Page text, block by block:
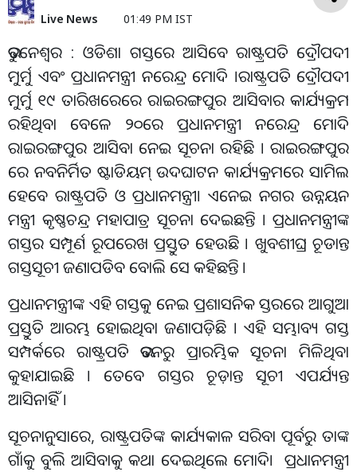
Live News
01:49 PM IST
ଭୁବନେଶ୍ୱର : ଓଡିଶା ଗସ୍ତରେ ଆସିବେ ରାଷ୍ଟ୍ରପତି ଦ୍ରୌପଦୀ
ମୁର୍ମୁ ଏବଂ ପ୍ରଧାନମନ୍ତ୍ରୀ ନରେନ୍ଦ୍ର ମୋଦି ।ରାଷ୍ଟ୍ରପତି ଦ୍ରୌପଦୀ
ମୁର୍ମୁ ୧୯ ତାରିଖରେରେ ରାଇରଙ୍ଗପୁର ଆସିବାର କାର୍ଯ୍ୟକ୍ରମ
ରହିଥିବା ବେଳେ ୨୦ରେ ପ୍ରଧାନମନ୍ତ୍ରୀ ନରେନ୍ଦ୍ର ମୋଦି
ରାଇରଙ୍ଗପୁର ଆସିବା ନେଇ ସୂଚନା ରହିଛି । ରାଇରଙ୍ଗପୁର
ରେ ନବନିର୍ମିତ ଷ୍ଟାଡିୟମ୍ ଉଦଘାଟନ କାର୍ଯ୍ୟକ୍ରମରେ ସାମିଲ
ହେବେ ରାଷ୍ଟ୍ରପତି ଓ ପ୍ରଧାନମନ୍ତ୍ରୀ। ଏନେଇ ନଗର ଉନ୍ନୟନ
ମନ୍ତ୍ରୀ କୃଷ୍ଣଚନ୍ଦ୍ର ମହାପାତ୍ର ସୂଚନା ଦେଇଛନ୍ତି । ପ୍ରଧାନମନ୍ତ୍ରୀଙ୍କ
ଗସ୍ତର ସମ୍ପୂର୍ଣ ରୂପରେଖ ପ୍ରସ୍ତୁତ ହେଉଛି । ଖୁବଶୀଘ୍ର ଚୂଡାନ୍ତ
ଗସ୍ତସୂଚୀ ଜଣାପଡିବ ବୋଲି ସେ କହିଛନ୍ତି ।
ପ୍ରଧାନମନ୍ତ୍ରୀଙ୍କ ଏହି ଗସ୍ତକୁ ନେଇ ପ୍ରଶାସନିକ ସ୍ତରରେ ଆଗୁଆ
ପ୍ରସ୍ତୁତି ଆରମ୍ଭ ହୋଇଥିବା ଜଣାପଡ଼ିଛି । ଏହି ସମ୍ଭାବ୍ୟ ଗସ୍ତ
ସମ୍ପର୍କରେ ରାଷ୍ଟ୍ରପତି ଭବନରୁ ପ୍ରାରମ୍ଭିକ ସୂଚନା ମିଳିଥିବା
କୁହାଯାଇଛି । ତେବେ ଗସ୍ତର ଚୂଡ଼ାନ୍ତ ସୂଚୀ ଏପର୍ଯ୍ୟନ୍ତ
ଆସିନାହିଁ ।
ସୂଚନାନୁସାରେ, ରାଷ୍ଟ୍ରପତିଙ୍କ କାର୍ଯ୍ୟକାଳ ସରିବା ପୂର୍ବରୁ ତାଙ୍କ
ଗାଁକୁ ବୁଲି ଆସିବାକୁ କଥା ଦେଇଥିଲେ ମୋଦି। ପ୍ରଧାନମନ୍ତ୍ରୀ